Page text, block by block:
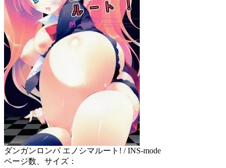
ダンガンロンパ エノシマルート! / INS‐mode
ページ数、サイズ：